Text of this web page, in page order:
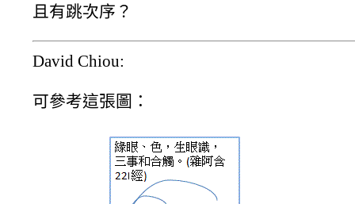
且有跳次序？
David Chiou:
可參考這張圖：